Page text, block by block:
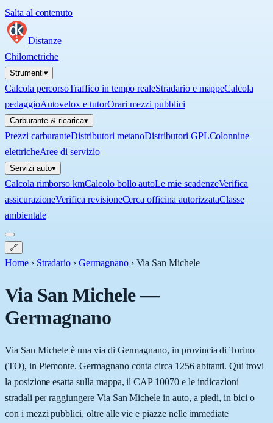
Salta al contenuto
Distanze
Chilometriche
Strumenti▾
Calcola percorsoTraffico in tempo realeStradario e mappeCalcola
pedaggioAutovelox e tutorOrari mezzi pubblici
Carburante & ricarica▾
Prezzi carburanteDistributori metanoDistributori GPLColonnine
elettricheAree di servizio
Servizi auto▾
Calcola rimborso kmCalcolo bollo autoLe mie scadenzeVerifica
assicurazioneVerifica revisioneCerca officina autorizzataClasse
ambientale
🔗
Home › Stradario › Germagnano › Via San Michele
Via San Michele—
Germagnano
Via San Michele è una via di Germagnano, in provincia di Torino
(TO), in Piemonte. Germagnano conta circa 1256 abitanti. Qui trovi
la posizione esatta sulla mappa, il CAP 10070 e le indicazioni
stradali per raggiungere Via San Michele in auto, a piedi, in bici o
con i mezzi pubblici, oltre alle vie e piazze nelle immediate